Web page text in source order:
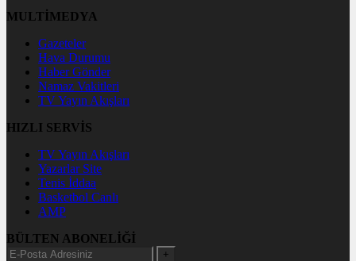
MULTİMEDYA
Gazeteler
Hava Durumu
Haber Gönder
Namaz Vakitleri
TV Yayın Akışları
HIZLI SERVİS
TV Yayın Akışları
Yazarlar Site
Tenis İddaa
Basketbol Canlı
AMP
BÜLTEN ABONELİĞİ
+